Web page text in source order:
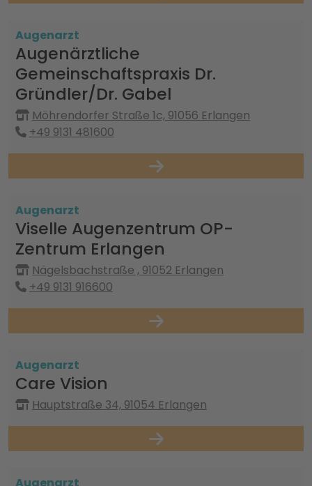
Augenarzt
Augenärztliche
Gemeinschaftspraxis Dr.
Gründler/Dr. Gabel
Möhrendorfer Straße 1c, 91056 Erlangen
+49 9131 481600
Augenarzt
Viselle Augenzentrum OP-
Zentrum Erlangen
Nägelsbachstraße , 91052 Erlangen
+49 9131 916600
Augenarzt
Care Vision
Hauptstraße 34, 91054 Erlangen